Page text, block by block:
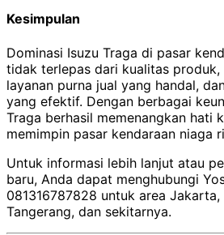
Kesimpulan
Dominasi Isuzu Traga di pasar
tidak terlepas dari kualitas
layanan purna jual yang handal,
yang efektif. Dengan berbagai
Traga berhasil memenangkan hati
memimpin pasar kendaraan niaga
Untuk informasi lebih lanjut atau
baru, Anda dapat menghubungi
081316787828 untuk area Jakarta,
Tangerang, dan sekitarnya.